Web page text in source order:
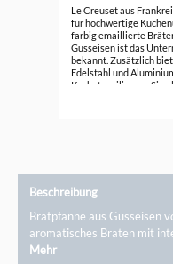
Le Creuset aus
für hochwertige
farbig emaillierte
Gusseisen ist das
bekannt. Zusätzlich
Edelstahl und
Kochutensilien an. Sie
Beschreibung
Bratpfanne aus Gusseisen
aromatisches Braten mit
Mehr